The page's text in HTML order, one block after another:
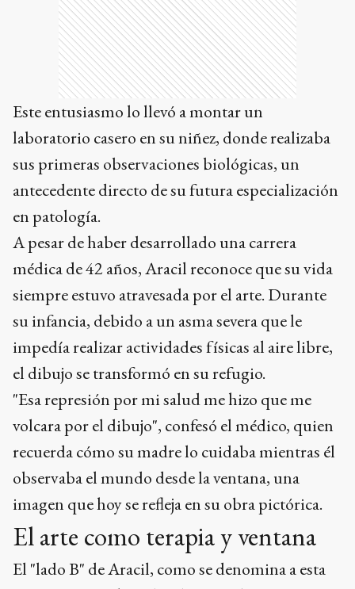
Este entusiasmo lo llevó a montar un
laboratorio casero en su niñez, donde realizaba
sus primeras observaciones biológicas, un
antecedente directo de su futura especialización
en patología.
A pesar de haber desarrollado una carrera
médica de 42 años, Aracil reconoce que su vida
siempre estuvo atravesada por el arte. Durante
su infancia, debido a un asma severa que le
impedía realizar actividades físicas al aire libre,
el dibujo se transformó en su refugio.
"Esa represión por mi salud me hizo que me
volcara por el dibujo", confesó el médico, quien
recuerda cómo su madre lo cuidaba mientras él
observaba el mundo desde la ventana, una
imagen que hoy se refleja en su obra pictórica.
El arte como terapia y ventana
El "lado B" de Aracil, como se denomina a esta